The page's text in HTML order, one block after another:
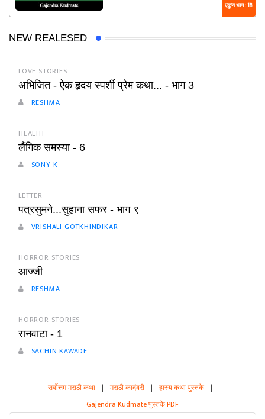
एकूण भाग : 18
NEW REALESED
LOVE STORIES
अभिजित - ऐक हृदय स्पर्शी प्रेम कथा... - भाग 3
RESHMA
HEALTH
लैंगिक समस्या - 6
SONY K
LETTER
पत्रसुमने...सुहाना सफर - भाग ९
VRISHALI GOTKHINDIKAR
HORROR STORIES
आज्जी
RESHMA
HORROR STORIES
रानवाटा - 1
SACHIN KAWADE
सर्वोत्तम मराठी कथा | मराठी कादंबरी | हास्य कथा पुस्तके |
Gajendra Kudmate पुस्तके PDF